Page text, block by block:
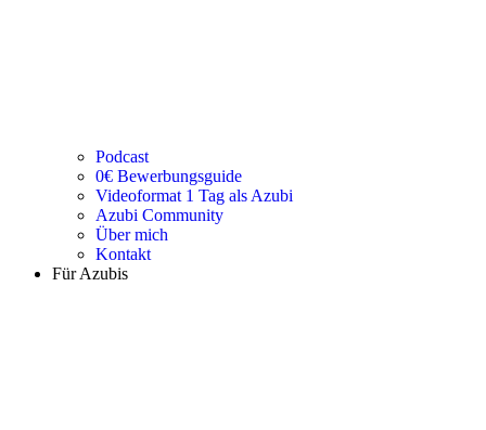
Podcast
0€ Bewerbungsguide
Videoformat 1 Tag als Azubi
Azubi Community
Über mich
Kontakt
Für Azubis